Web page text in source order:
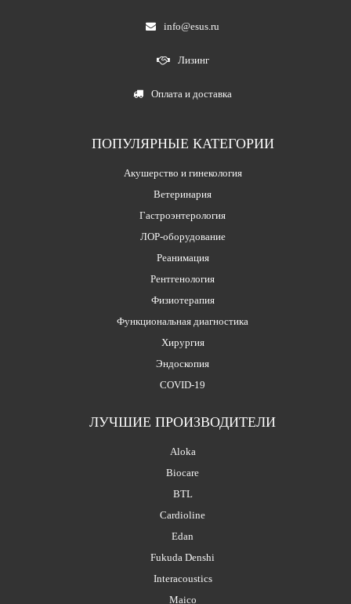
info@esus.ru
Лизинг
Оплата и доставка
ПОПУЛЯРНЫЕ КАТЕГОРИИ
Акушерство и гинекология
Ветеринария
Гастроэнтерология
ЛОР-оборудование
Реанимация
Рентгенология
Физиотерапия
Функциональная диагностика
Хирургия
Эндоскопия
COVID-19
ЛУЧШИЕ ПРОИЗВОДИТЕЛИ
Aloka
Biocare
BTL
Cardioline
Edan
Fukuda Denshi
Interacoustics
Maico